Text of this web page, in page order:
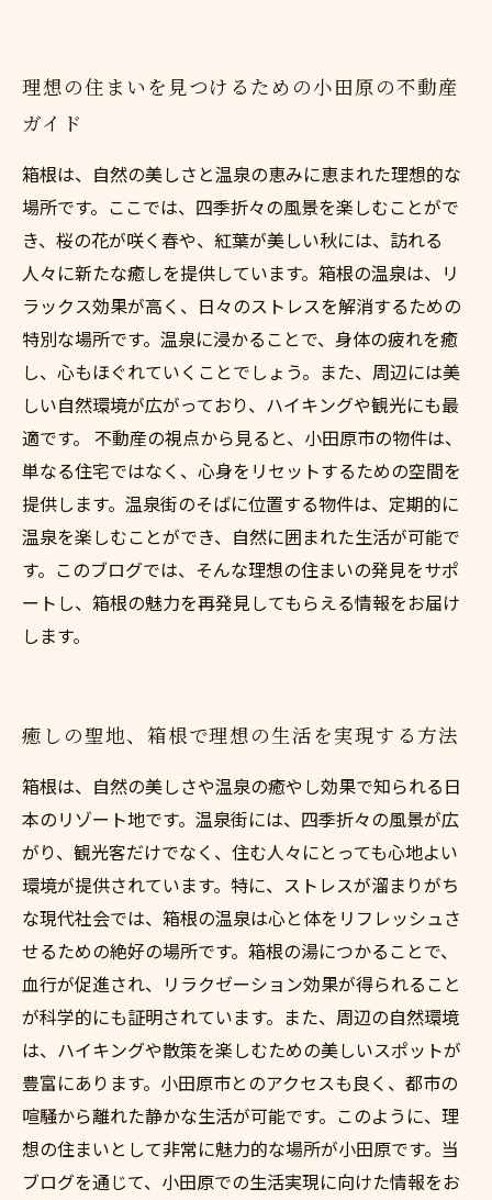
理想の住まいを見つけるための小田原の不動産
ガイド
箱根は、自然の美しさと温泉の恵みに恵まれた理想的な
場所です。ここでは、四季折々の風景を楽しむことがで
き、桜の花が咲く春や、紅葉が美しい秋には、訪れる
人々に新たな癒しを提供しています。箱根の温泉は、リ
ラックス効果が高く、日々のストレスを解消するための
特別な場所です。温泉に浸かることで、身体の疲れを癒
し、心もほぐれていくことでしょう。また、周辺には美
しい自然環境が広がっており、ハイキングや観光にも最
適です。 不動産の視点から見ると、小田原市の物件は、
単なる住宅ではなく、心身をリセットするための空間を
提供します。温泉街のそばに位置する物件は、定期的に
温泉を楽しむことができ、自然に囲まれた生活が可能で
す。このブログでは、そんな理想の住まいの発見をサポ
ートし、箱根の魅力を再発見してもらえる情報をお届け
します。
癒しの聖地、箱根で理想の生活を実現する方法
箱根は、自然の美しさや温泉の癒やし効果で知られる日
本のリゾート地です。温泉街には、四季折々の風景が広
がり、観光客だけでなく、住む人々にとっても心地よい
環境が提供されています。特に、ストレスが溜まりがち
な現代社会では、箱根の温泉は心と体をリフレッシュさ
せるための絶好の場所です。箱根の湯につかることで、
血行が促進され、リラクゼーション効果が得られること
が科学的にも証明されています。また、周辺の自然環境
は、ハイキングや散策を楽しむための美しいスポットが
豊富にあります。小田原市とのアクセスも良く、都市の
喧騒から離れた静かな生活が可能です。このように、理
想の住まいとして非常に魅力的な場所が小田原です。当
ブログを通じて、小田原での生活実現に向けた情報をお